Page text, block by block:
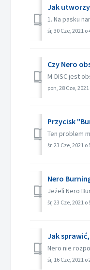
Jak
1. Na pasku
śr, 30 Cze, 2021 o
Czy Nero
M-DISC jest
pon, 28 Cze,
Przycisk
Ten problem
śr, 23 Cze, 2021 o
Nero
Jeżeli Nero
śr, 23 Cze, 2021 o
Jak
Nero nie
śr, 16 Cze, 2021 o